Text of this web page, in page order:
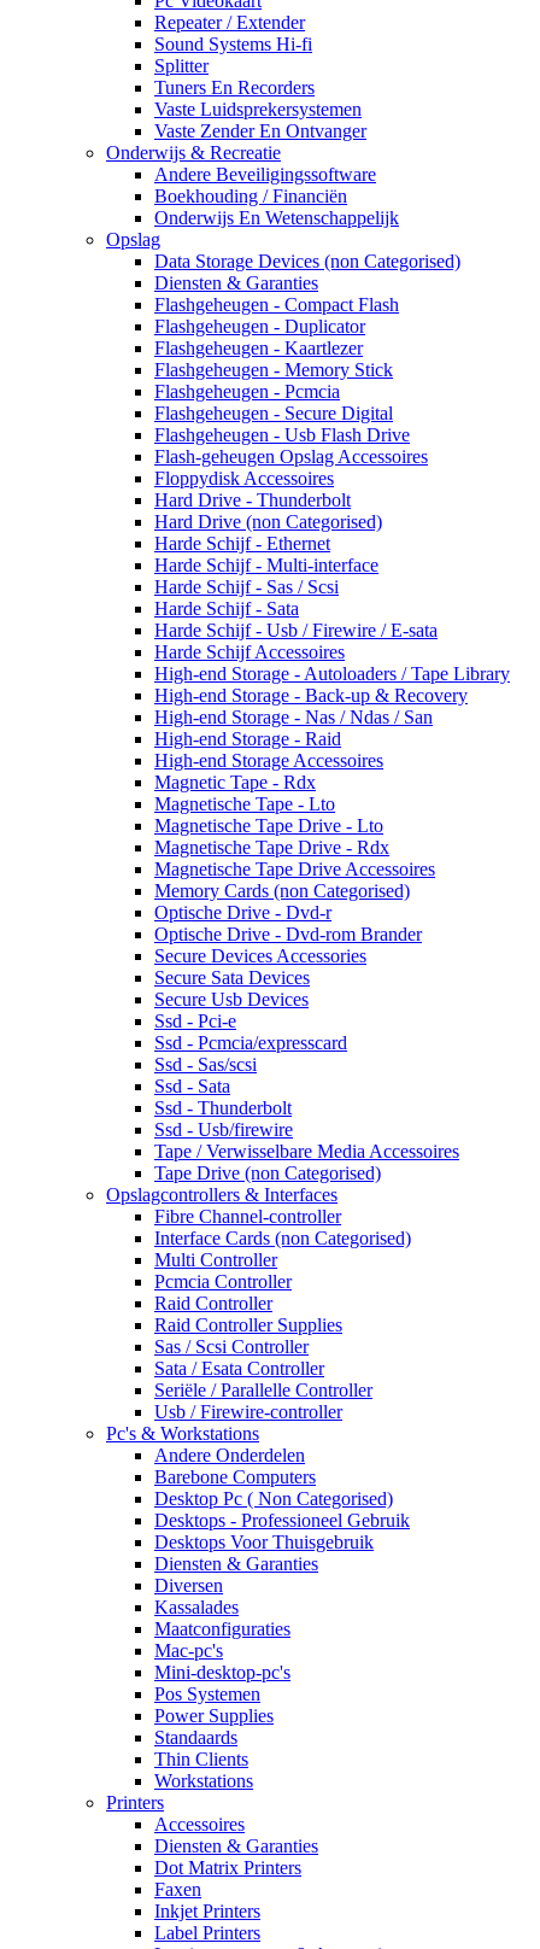
Repeater / Extender
Sound Systems Hi-fi
Splitter
Tuners En Recorders
Vaste Luidsprekersystemen
Vaste Zender En Ontvanger
Onderwijs & Recreatie
Andere Beveiligingssoftware
Boekhouding / Financiën
Onderwijs En Wetenschappelijk
Opslag
Data Storage Devices (non Categorised)
Diensten & Garanties
Flashgeheugen - Compact Flash
Flashgeheugen - Duplicator
Flashgeheugen - Kaartlezer
Flashgeheugen - Memory Stick
Flashgeheugen - Pcmcia
Flashgeheugen - Secure Digital
Flashgeheugen - Usb Flash Drive
Flash-geheugen Opslag Accessoires
Floppydisk Accessoires
Hard Drive - Thunderbolt
Hard Drive (non Categorised)
Harde Schijf - Ethernet
Harde Schijf - Multi-interface
Harde Schijf - Sas / Scsi
Harde Schijf - Sata
Harde Schijf - Usb / Firewire / E-sata
Harde Schijf Accessoires
High-end Storage - Autoloaders / Tape Library
High-end Storage - Back-up & Recovery
High-end Storage - Nas / Ndas / San
High-end Storage - Raid
High-end Storage Accessoires
Magnetic Tape - Rdx
Magnetische Tape - Lto
Magnetische Tape Drive - Lto
Magnetische Tape Drive - Rdx
Magnetische Tape Drive Accessoires
Memory Cards (non Categorised)
Optische Drive - Dvd-r
Optische Drive - Dvd-rom Brander
Secure Devices Accessories
Secure Sata Devices
Secure Usb Devices
Ssd - Pci-e
Ssd - Pcmcia/expresscard
Ssd - Sas/scsi
Ssd - Sata
Ssd - Thunderbolt
Ssd - Usb/firewire
Tape / Verwisselbare Media Accessoires
Tape Drive (non Categorised)
Opslagcontrollers & Interfaces
Fibre Channel-controller
Interface Cards (non Categorised)
Multi Controller
Pcmcia Controller
Raid Controller
Raid Controller Supplies
Sas / Scsi Controller
Sata / Esata Controller
Seriële / Parallelle Controller
Usb / Firewire-controller
Pc's & Workstations
Andere Onderdelen
Barebone Computers
Desktop Pc ( Non Categorised)
Desktops - Professioneel Gebruik
Desktops Voor Thuisgebruik
Diensten & Garanties
Diversen
Kassalades
Maatconfiguraties
Mac-pc's
Mini-desktop-pc's
Pos Systemen
Power Supplies
Standaards
Thin Clients
Workstations
Printers
Accessoires
Diensten & Garanties
Dot Matrix Printers
Faxen
Inkjet Printers
Label Printers